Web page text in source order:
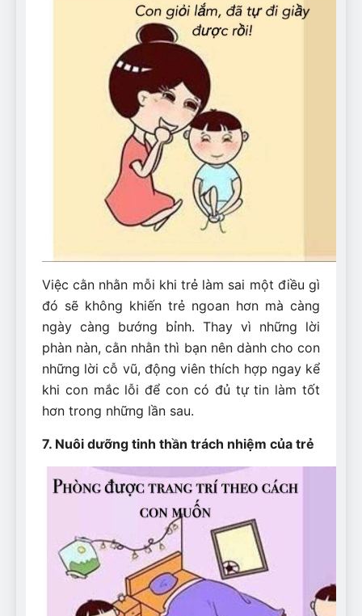
Việc cằn nhằn mỗi khi trẻ làm sai một điều gì
đó sẽ không khiến trẻ ngoan hơn mà càng
ngày càng bướng bỉnh. Thay vì những lời
phàn nàn, cằn nhằn thì bạn nên dành cho con
những lời cỗ vũ, động viên thích hợp ngay kể
khi con mắc lỗi để con có đủ tự tin làm tốt
hơn trong những lần sau.
7. Nuôi dưỡng tinh thần trách nhiệm của trẻ